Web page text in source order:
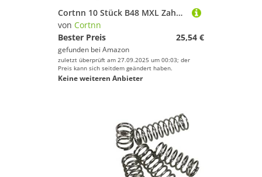
Cortnn 10 Stück B48 MXL Zahnriemen Zähne 48 Länge 97,536 mm Breite 6,35 mm = 025 Zoll B48MXL Gummi-Synchronriemen mit geschlossenem Regelkreis, passend for MXL-Riemenscheibe
von Cortnn
Bester Preis
25,54 €
gefunden bei Amazon
zuletzt überprüft am 27.09.2025 um 00:03; der
Preis kann sich seitdem geändert haben.
Keine weiteren Anbieter